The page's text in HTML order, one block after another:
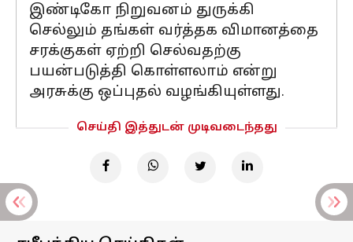
இண்டிகோ நிறுவனம் துருக்கி
செல்லும் தங்கள் வர்த்தக விமானத்தை
சரக்குகள் ஏற்றி செல்வதற்கு
பயன்படுத்தி கொள்ளலாம் என்று
அரசுக்கு ஒப்புதல் வழங்கியுள்ளது.
செய்தி இத்துடன் முடிவடைந்தது